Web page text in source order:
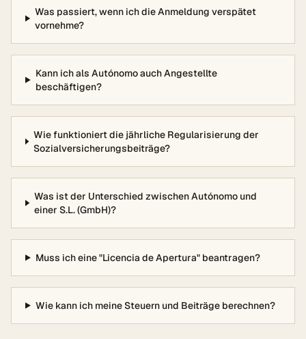
Was passiert, wenn ich die Anmeldung verspätet
vornehme?
Kann ich als Autónomo auch Angestellte
beschäftigen?
Wie funktioniert die jährliche Regularisierung der
Sozialversicherungsbeiträge?
Was ist der Unterschied zwischen Autónomo und
einer S.L. (GmbH)?
Muss ich eine "Licencia de Apertura" beantragen?
Wie kann ich meine Steuern und Beiträge berechnen?